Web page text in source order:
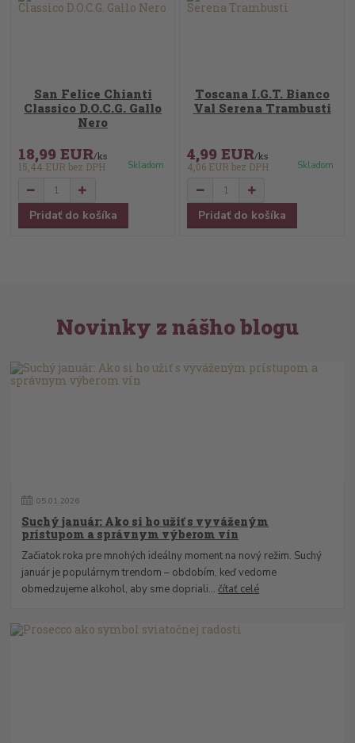
San Felice Chianti
Classico D.O.C.G. Gallo
Nero
18,99 EUR/ks
15,44 EUR bez DPH Skladom
Pridať do košíka
Toscana I.G.T. Bianco
Val Serena Trambusti
4,99 EUR/ks
4,06 EURbez DPH Skladom
Pridať do košíka
Novinky z nášho blogu
05.01.2026
Suchý január: Ako si ho užiť s vyváženým
prístupom a správnym výberom vín
Začiatok roka pre mnohých ideálny moment na nový režim. Suchý
január je populárnym trendom – obdobím, keď vedome
obmedzujeme alkohol, aby sme dopriali...čítať celé